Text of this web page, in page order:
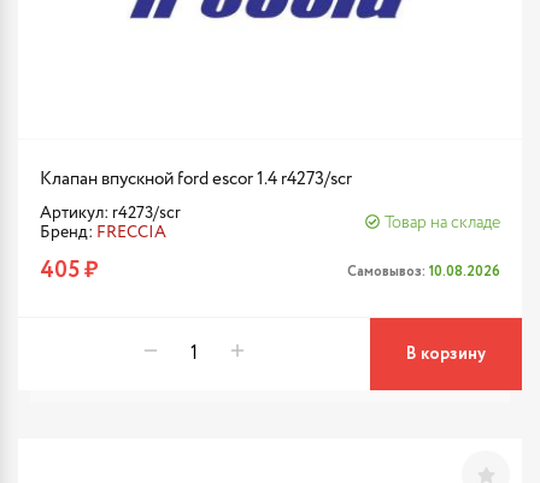
Клапан впускной ford escor 1.4 r4273/scr
Артикул: r4273/scr
Бренд: FRECCIA
Товар на складе
405 ₽ Самовывоз: 10.08.2026
В корзину